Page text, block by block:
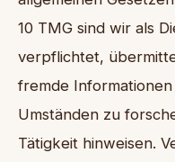
10 TMG sind wir als
verpflichtet,
fremde
Umständen zu
Tätigkeit hinweisen.